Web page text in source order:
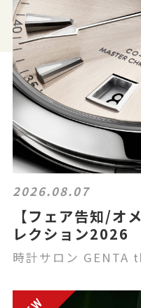
2026.08.07
【フェア告知/オ
レクション2026
時計サロン GENTA